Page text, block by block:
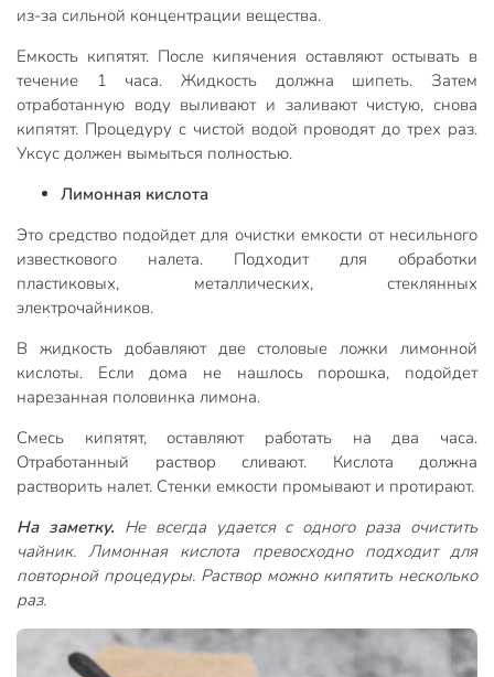
из-за сильной концентрации вещества.
Емкость кипятят. После кипячения оставляют остывать в
течение 1 часа. Жидкость должна шипеть. Затем
отработанную воду выливают и заливают чистую, снова
кипятят. Процедуру с чистой водой проводят до трех раз.
Уксус должен вымыться полностью.
Лимонная кислота
Это средство подойдет для очистки емкости от несильного
известкового налета. Подходит для обработки
пластиковых, металлических, стеклянных
электрочайников.
В жидкость добавляют две столовые ложки лимонной
кислоты. Если дома не нашлось порошка, подойдет
нарезанная половинка лимона.
Смесь кипятят, оставляют работать на два часа.
Отработанный раствор сливают. Кислота должна
растворить налет. Стенки емкости промывают и протирают.
На заметку. Не всегда удается с одного раза очистить
чайник. Лимонная кислота превосходно подходит для
повторной процедуры. Раствор можно кипятить несколько
раз.